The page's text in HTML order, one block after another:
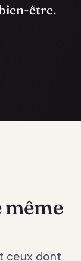
être.
même
ceux dont